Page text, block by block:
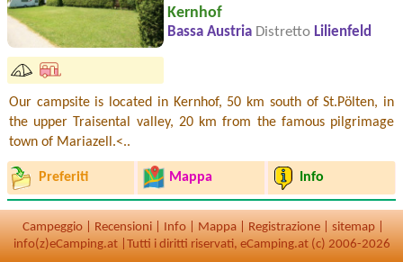
Kernhof
Bassa Austria Distretto Lilienfeld
Our campsite is located in Kernhof, 50 km south of St.Pölten, in
the upper Traisental valley, 20 km from the famous pilgrimage
town of Mariazell.<..
Preferiti Mappa Info
Campeggio Recensioni Info Mappa Registrazione sitemap
info(z)eCamping.at | Tutti i diritti riservati, eCamping.at (c) 2006-2026